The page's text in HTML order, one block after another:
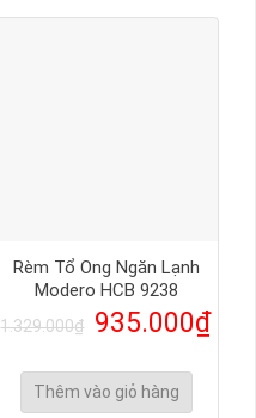
Rèm Tổ Ong Ngăn Lạnh
Modero HCB 9238
1.329.000₫ 935.000₫
Thêm vào giỏ hàng